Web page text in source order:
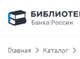
Главная Каталог